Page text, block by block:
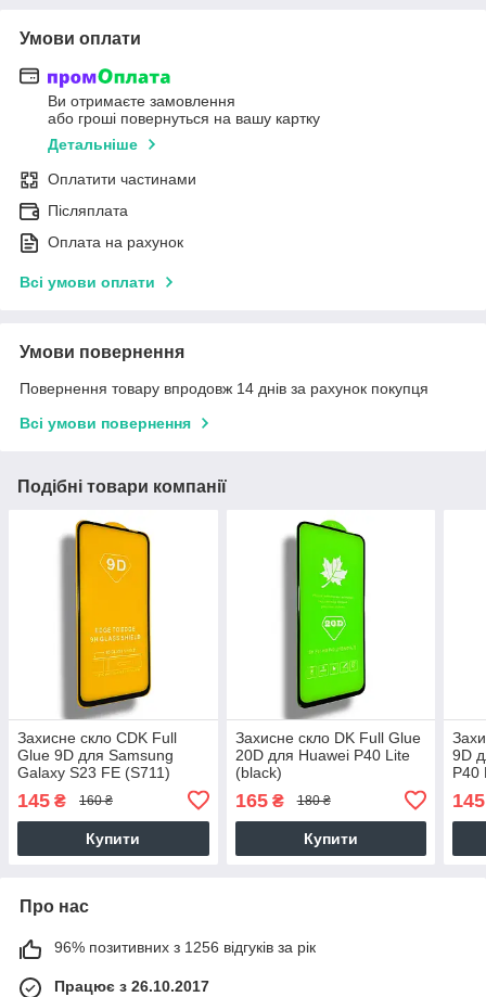
Умови оплати
Ви отримаєте замовлення
або гроші повернуться на вашу картку
Детальніше
Оплатити частинами
Післяплата
Оплата на рахунок
Всі умови оплати
Умови повернення
Повернення товару впродовж 14 днів за рахунок покупця
Всі умови повернення
Подібні товари компанії
Захисне скло CDK Full
Glue 9D для Samsung
Galaxy S23 FE (S711)
145 ₴ 160 ₴
Купити
Захисне скло DK Full Glue
20D для Huawei P40 Lite
(black)
165₴ 180 ₴
Купити
9D
P40
145
Про нас
96% позитивних з 1256 відгуків за рік
Працює з 26.10.2017